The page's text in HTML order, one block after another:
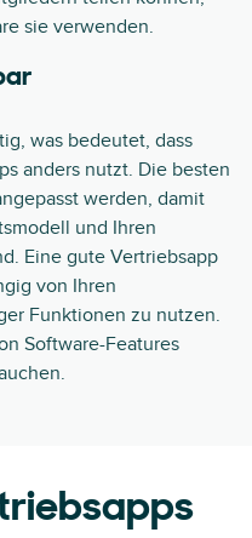
sie verwenden.
was bedeutet, dass
anders nutzt. Die besten
werden, damit
und Ihren
Eine gute Vertriebsapp
von Ihren
Funktionen zu nutzen.
Software-Features